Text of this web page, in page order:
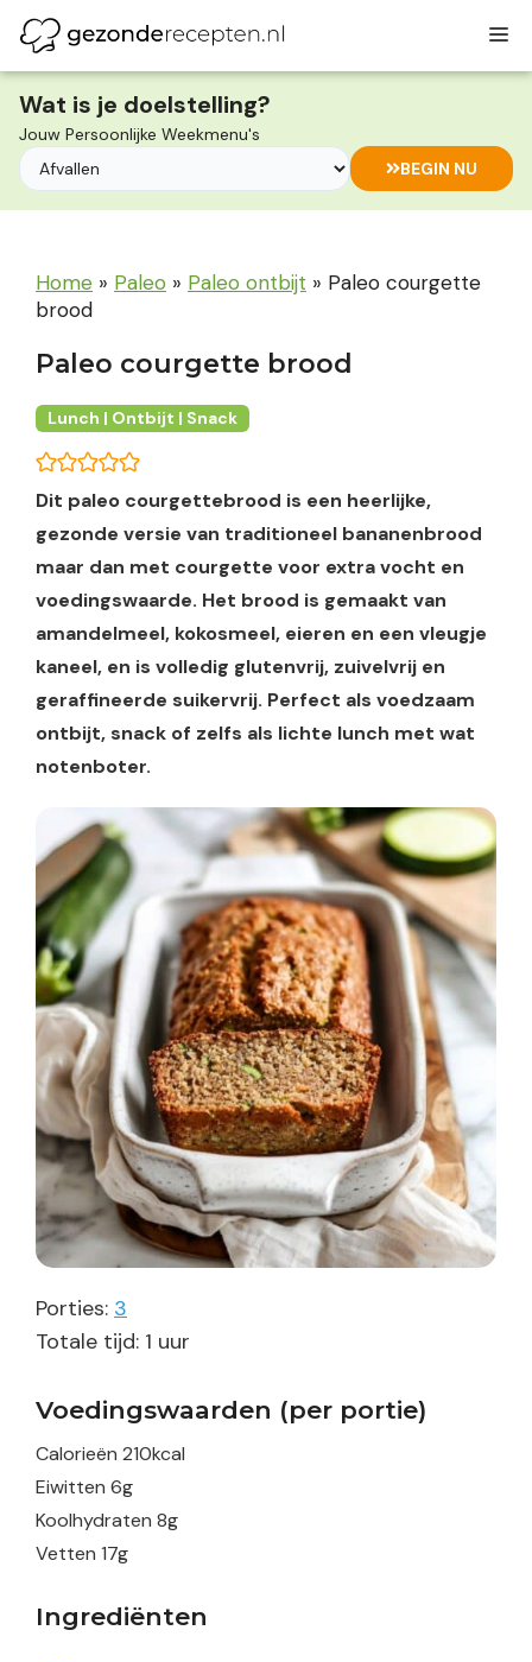
naar
de
inhoud
Wat is je doelstelling?
Jouw Persoonlijke Weekmenu's
BEGIN NU
Home » Paleo » Paleo ontbijt » Paleo courgette
brood
Paleo courgette brood
Lunch | Ontbijt | Snack
Dit paleo courgettebrood is een heerlijke,
gezonde versie van traditioneel bananenbrood
maar dan met courgette voor extra vocht en
voedingswaarde. Het brood is gemaakt van
amandelmeel, kokosmeel, eieren en een vleugje
kaneel, en is volledig glutenvrij, zuivelvrij en
geraffineerde suikervrij. Perfect als voedzaam
ontbijt, snack of zelfs als lichte lunch met wat
notenboter.
Porties: 3
Totale tijd: 1 uur
uur
Voedingswaarden (per portie)
Calorieën 210kcal
Eiwitten 6g
Koolhydraten 8g
Vetten 17g
Ingrediënten